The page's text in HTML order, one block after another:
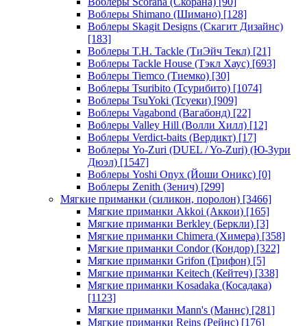
Воблеры Shimano (Шимано) [128]
Воблеры Skagit Designs (Скагит Дизайнс)
[183]
Воблеры T.H. Tackle (ТиЭйч Текл) [21]
Воблеры Tackle House (Тэкл Хаус) [693]
Воблеры Tiemco (Тиемко) [30]
Воблеры Tsuribito (Тсурибито) [1074]
Воблеры TsuYoki (Тсуеки) [909]
Воблеры Vagabond (Вагабонд) [22]
Воблеры Valley Hill (Волли Хилл) [12]
Воблеры Verdict-baits (Вердикт) [17]
Воблеры Yo-Zuri (DUEL / Yo-Zuri) (Ю-Зури
Дюэл) [1547]
Воблеры Yoshi Onyx (Йоши Оникс) [0]
Воблеры Zenith (Зенич) [299]
Мягкие приманки (силикон, поролон) [3466]
Мягкие приманки Akkoi (Аккои) [165]
Мягкие приманки Berkley (Беркли) [3]
Мягкие приманки Chimera (Химера) [358]
Мягкие приманки Condor (Кондор) [322]
Мягкие приманки Grifon (Грифон) [5]
Мягкие приманки Keitech (Кейтеч) [338]
Мягкие приманки Kosadaka (Косадака)
[1123]
Мягкие приманки Mann's (Маннс) [281]
Мягкие приманки Reins (Рейнс) [176]